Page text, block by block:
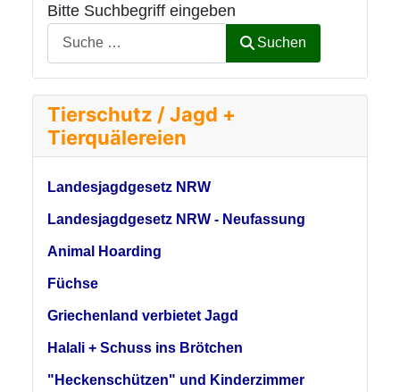
Bitte Suchbegriff eingeben
Suchen
Tierschutz / Jagd +
Tierquälereien
Landesjagdgesetz NRW
Landesjagdgesetz NRW - Neufassung
Animal Hoarding
Füchse
Griechenland verbietet Jagd
Halali + Schuss ins Brötchen
"Heckenschützen" und Kinderzimmer